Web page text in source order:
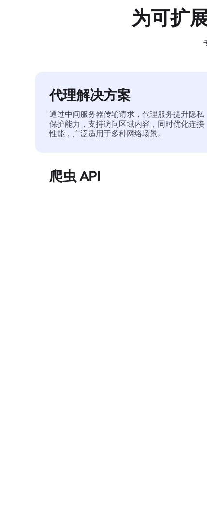
为可扩
代理解决方案
通过中间服务器传输请求，代理服务提升隐私
保护能力，支持访问区域内容，同时优化连接
性能，广泛适用于多种网络场景。
爬虫 API